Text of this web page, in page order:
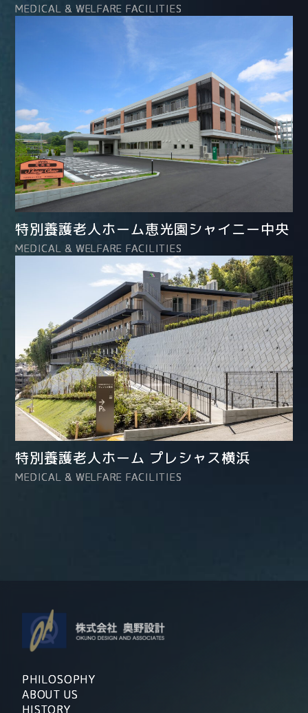
MEDICAL & WELFARE FACILITIES
特別養護老人ホーム恵光園シャイニー中央
MEDICAL & WELFARE FACILITIES
特別養護老人ホーム プレシャス横浜
MEDICAL & WELFARE FACILITIES
PHILOSOPHY
ABOUT US
HISTORY